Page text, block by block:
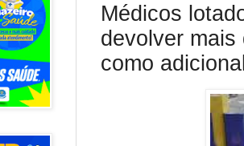
Médicos
devolver mais
como